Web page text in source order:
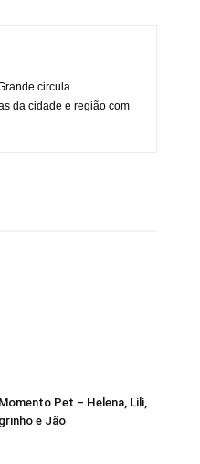
circula
da cidade e região com
Pet – Helena, Lili,
e Jão